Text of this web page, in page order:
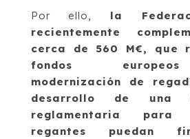
Por ello, la
recientemente
cerca de 560 M€, que
fondos
modernización de
desarrollo de una
reglamentaria
regantes puedan